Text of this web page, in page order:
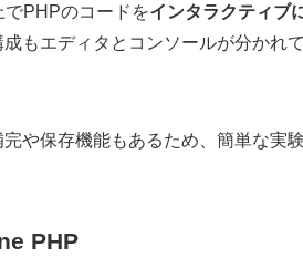
でPHPのコードをインタラクティブ
成もエディタとコンソールが分かれ
完や保存機能もあるため、簡単な実
PHP